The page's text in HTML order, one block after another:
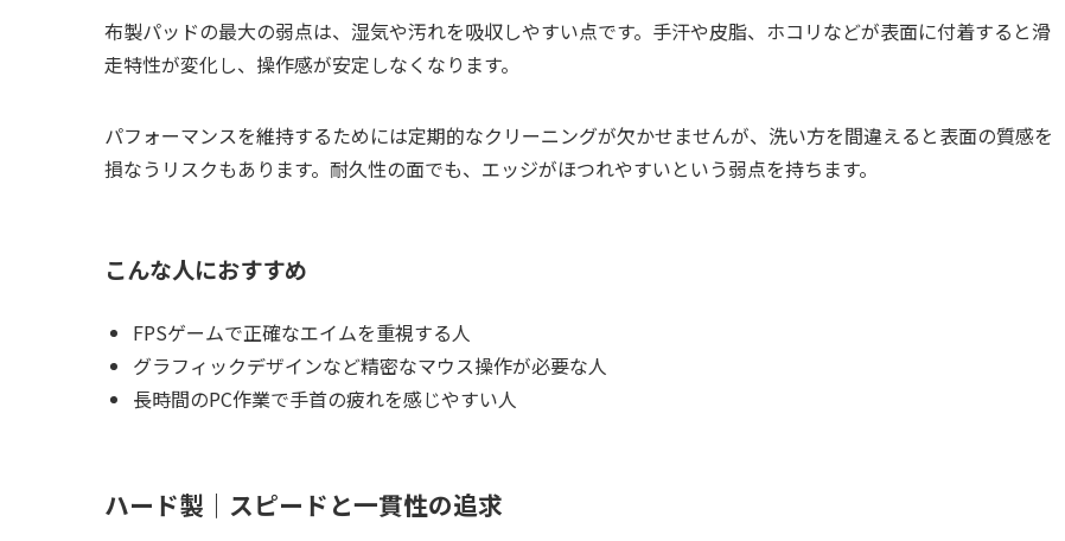
布製パッドの最大の弱点は、湿気や汚れを吸収しやすい点です。手汗や皮脂、ホコリなどが表面に付着すると滑
走特性が変化し、操作感が安定しなくなります。
パフォーマンスを維持するためには定期的なクリーニングが欠かせませんが、洗い方を間違えると表面の質感を
損なうリスクもあります。耐久性の面でも、エッジがほつれやすいという弱点を持ちます。
こんな人におすすめ
FPSゲームで正確なエイムを重視する人
グラフィックデザインなど精密なマウス操作が必要な人
長時間のPC作業で手首の疲れを感じやすい人
ハード製｜スピードと一貫性の追求